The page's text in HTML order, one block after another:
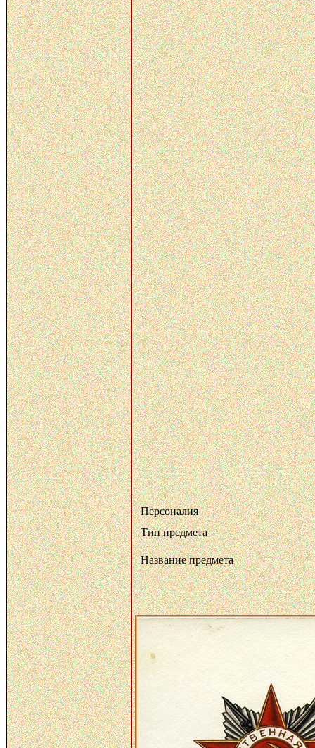
Персоналия
Тип предмета
Название предмета